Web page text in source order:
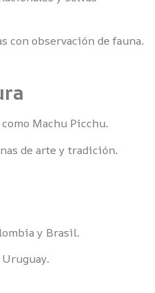
con observación de fauna.
Machu Picchu.
de arte y tradición.
y Brasil.